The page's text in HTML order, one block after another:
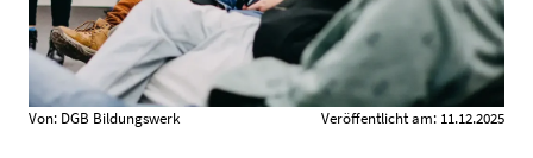
Von: DGB Bildungswerk Veröffentlicht am: 11.12.2025